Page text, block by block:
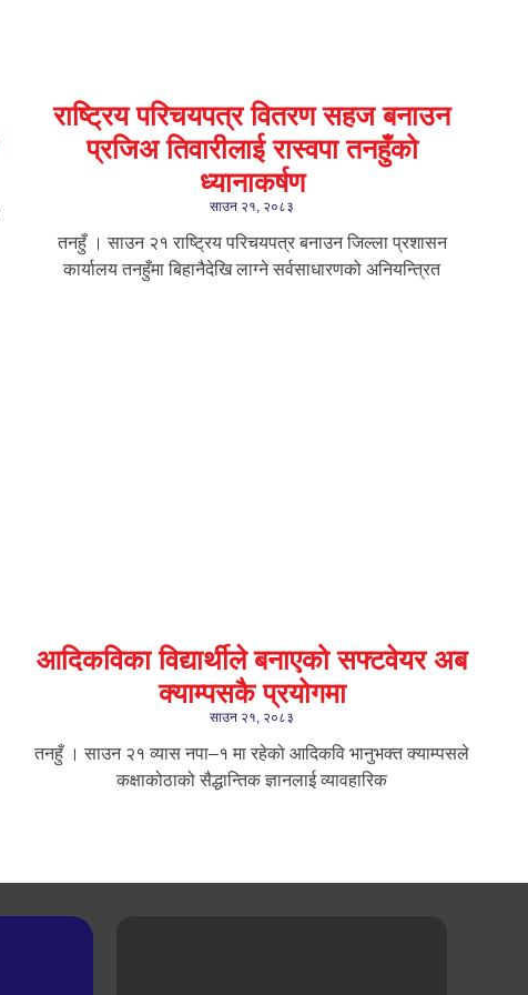
राष्ट्रिय परिचयपत्र वितरण सहज बनाउन
प्रजिअ तिवारीलाई रास्वपा तनहुँको
ध्यानाकर्षण
साउन २१, २०८३
तनहुँ । साउन २१ राष्ट्रिय परिचयपत्र बनाउन जिल्ला प्रशासन
कार्यालय तनहुँमा बिहानैदेखि लाग्ने सर्वसाधारणको अनियन्त्रित
आदिकविका विद्यार्थीले बनाएको सफ्टवेयर अब
क्याम्पसकै प्रयोगमा
साउन २१, २०८३
तनहुँ । साउन २१ ​व्यास नपा–१ मा रहेको आदिकवि भानुभक्त क्याम्पसले
कक्षाकोठाको सैद्धान्तिक ज्ञानलाई व्यावहारिक